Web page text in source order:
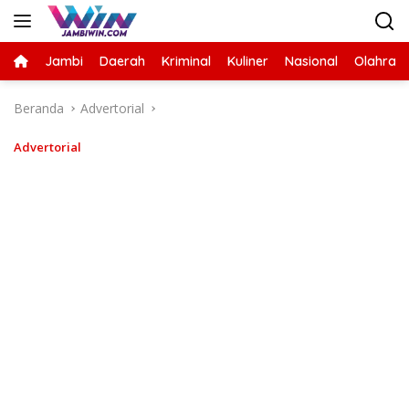
Langsung
Jambi Daerah Kriminal Kuliner Nasional
Beranda Advertorial
Advertorial